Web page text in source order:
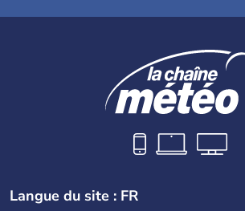
Langue du site : FR